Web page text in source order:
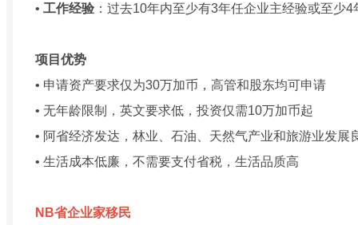
• 工作经验 ：过去10年内至少有3年任企业主经验或至少
项目优势
• 申请资产要求仅为30万加币，高管和股东均可申请
• 无年龄限制，英文要求低，投资仅需10万加币起
• 阿省经济发达，林业、石油、天然气产业和旅游业发展
• 生活成本低廉，不需要支付省税，生活品质高
NB省企业家移民